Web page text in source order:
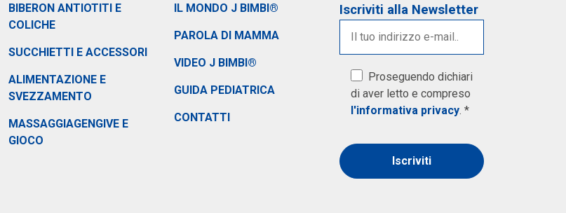
BIBERON ANTIOTITI E
COLICHE
SUCCHIETTI E ACCESSORI
ALIMENTAZIONE E
SVEZZAMENTO
MASSAGGIAGENGIVE E
GIOCO
IL MONDO J BIMBI®
PAROLA DI MAMMA
VIDEO J BIMBI®
GUIDA PEDIATRICA
CONTATTI
Iscriviti alla Newsletter
Proseguendo dichiari
di aver letto e compreso
l'informativa privacy. *